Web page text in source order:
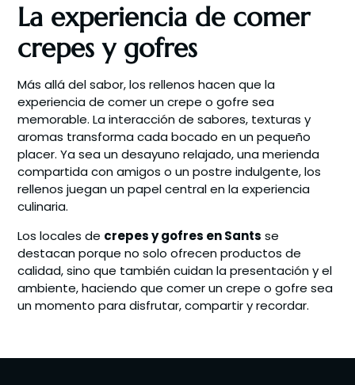
La experiencia de comer
crepes y gofres
Más allá del sabor, los rellenos hacen que la
experiencia de comer un crepe o gofre sea
memorable. La interacción de sabores, texturas y
aromas transforma cada bocado en un pequeño
placer. Ya sea un desayuno relajado, una merienda
compartida con amigos o un postre indulgente, los
rellenos juegan un papel central en la experiencia
culinaria.
Los locales de crepes y gofres en Sants se
destacan porque no solo ofrecen productos de
calidad, sino que también cuidan la presentación y el
ambiente, haciendo que comer un crepe o gofre sea
un momento para disfrutar, compartir y recordar.